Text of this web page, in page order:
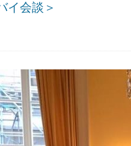
イ会談＞